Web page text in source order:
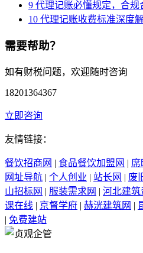
9 代理记账必懂规定，合规
10 代理记账收费标准深度
需要帮助？
如有财税问题，欢迎随时咨询
18201364367
立即咨询
友情链接：
餐饮招商网 | 食品餐饮加盟网 | 席
网址导航 | 个人创业 | 站长网 | 废
山招标网 | 服装需求网 | 河北建筑
课在线 | 京督学府 | 赫洸建筑网 |
| 免费建站